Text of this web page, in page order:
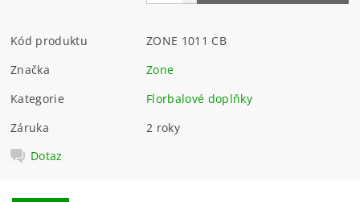
Kód produktu
ZONE 1011 CB
Značka
Zone
Kategorie
Florbalové doplňky
Záruka
2 roky
Dotaz